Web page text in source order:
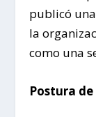
publicó
la
como una
Postura de